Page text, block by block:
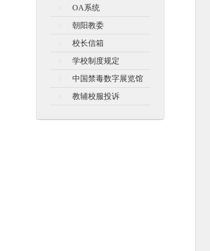
OA系统
朝阳教委
校长信箱
学校制度规定
中国禁毒数字展览馆
教辅校服投诉